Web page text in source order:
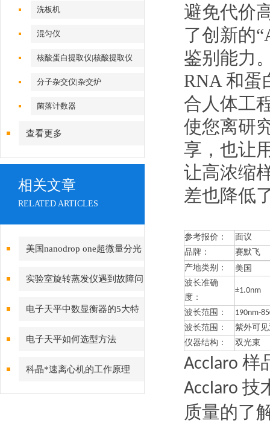
洗板机
混匀仪
核酸蛋白提取仪|核酸提取仪
分子杂交仪|杂交炉
菌落计数器
查看更多
相关文章
RELATED ARTICLES
美国nanodrop one超微量分光
光度计使用方法
实验室旋转蒸发仪遇到故障问
题该如何处理？
电子天平中数显衡器的5大特
电子天平如何选型方法
科晶*速离心机的工作原理
避免代价
了创新的
鉴别能力
RNA 和蛋
合人体工
使您离研
享，也让
让高浓缩
差也降低
参考报价：
面议
品牌：
赛默飞
产地类别：
美国
波长准确
度：
±1.0nm
波长范围：
190nm-
波长范围：
紫外可
仪器结构：
双光束
Acclaro 样
Acclaro 技
质量的了